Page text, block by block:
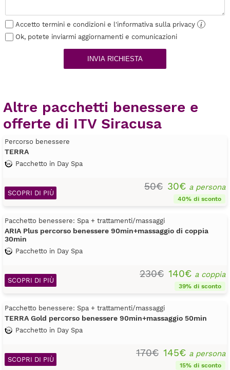
Accetto termini e condizioni e l'informativa sulla privacy
i
Ok, potete inviarmi aggiornamenti e comunicazioni
INVIA RICHIESTA
Altre pacchetti benessere e
offerte di ITV Siracusa
Percorso benessere
TERRA
Pacchetto in Day Spa
50€ 30€ a persona
40% di sconto
SCOPRI DI PIÙ
Pacchetto benessere: Spa + trattamenti/massaggi
ARIA Plus percorso benessere 90min+massaggio di coppia
30min
Pacchetto in Day Spa
230€ 140€ a coppia
39% di sconto
SCOPRI DI PIÙ
Pacchetto benessere: Spa + trattamenti/massaggi
TERRA Gold percorso benessere 90min+massaggio 50min
Pacchetto in Day Spa
170€ 145€ a persona
15% di sconto
SCOPRI DI PIÙ